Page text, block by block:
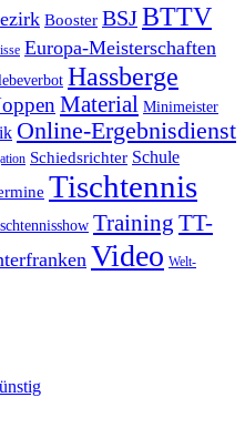
Booster BSJBTTV
Europa-Meisterschaften
Hassberge
Material Minimeister
Online-Ergebnisdienst
Schiedsrichter Schule
Tischtennis
Training TT-
Video Welt-